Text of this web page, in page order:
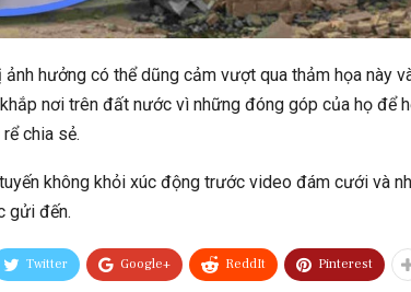
hưởng có thể dũng cảm vượt qua thảm họa này
nơi trên đất nước vì những đóng góp của họ để
chia sẻ.
không khỏi xúc động trước video đám cưới và
gửi đến.
Twitter Google+ ReddIt Pinterest